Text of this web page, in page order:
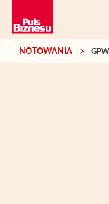
NOTOWANIA GPW